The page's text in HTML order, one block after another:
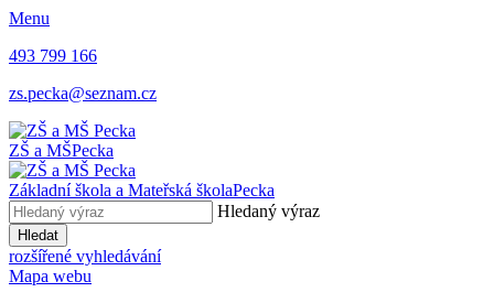
Menu
493 799 166
zs.pecka@seznam.cz
ZŠ a MŠPecka
Základní škola a Mateřská školaPecka
Hledaný výraz
Hledat
rozšířené vyhledávání
Mapa webu